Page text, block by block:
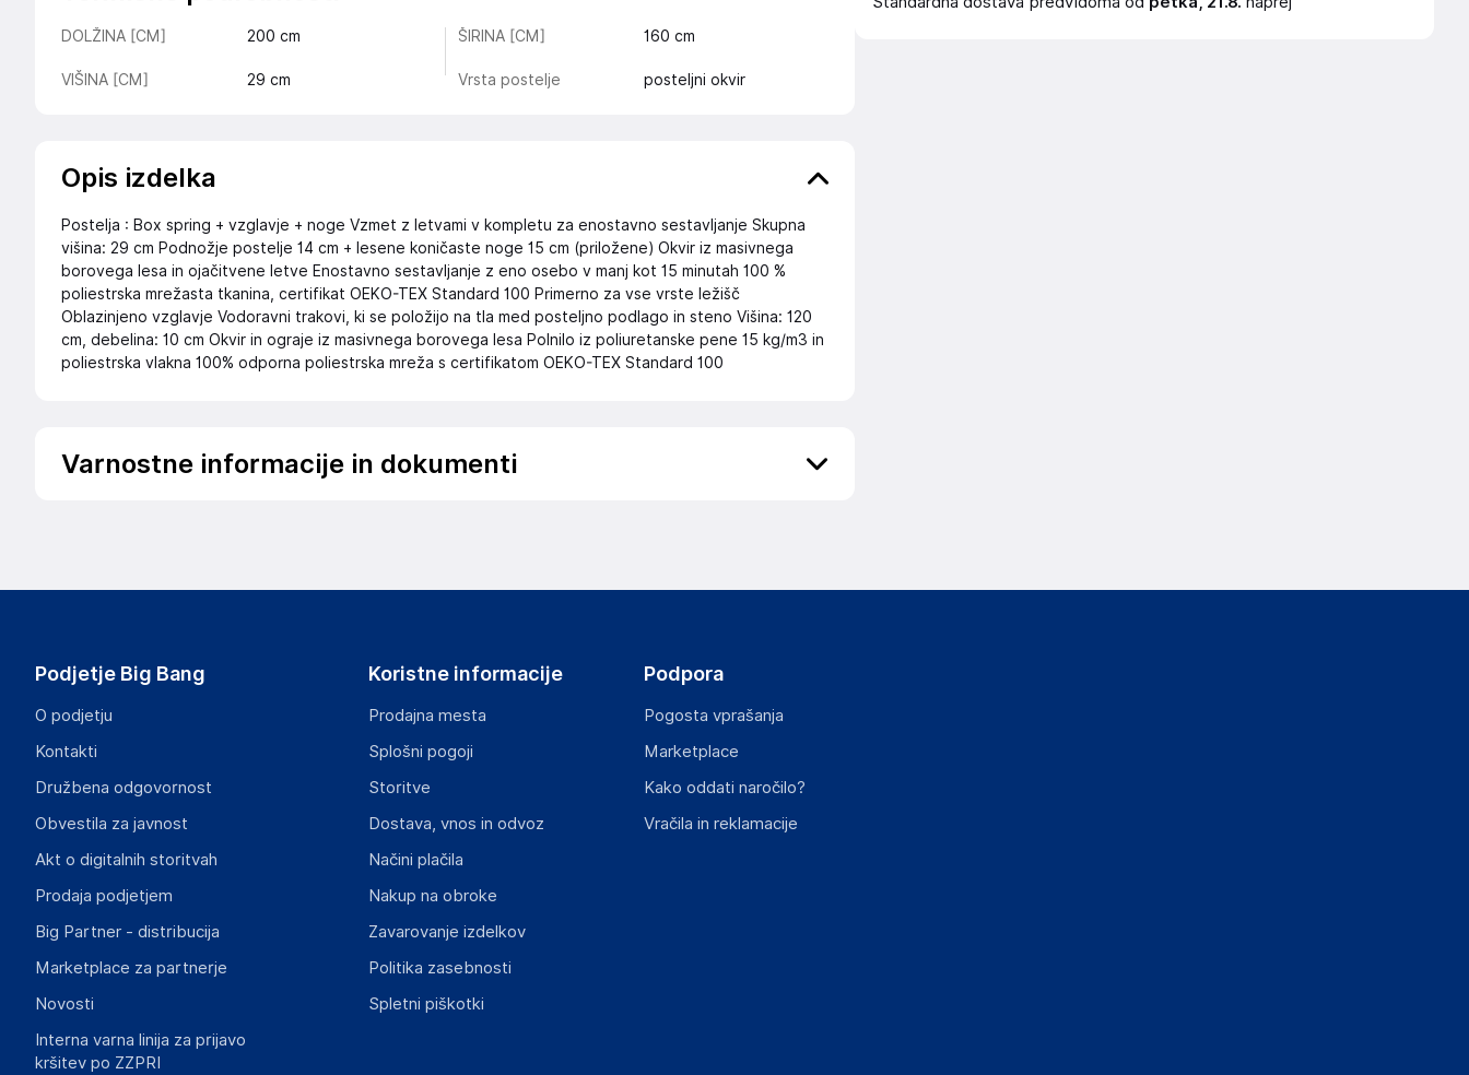
DOLŽINA [CM] 200 cm ŠIRINA [CM] 160 cm
VIŠINA [CM] 29 cm Vrsta postelje posteljni okvir
Opis izdelka
Postelja : Box spring + vzglavje + noge Vzmet z letvami v kompletu za enostavno sestavljanje Skupna
višina: 29 cm Podnožje postelje 14 cm + lesene koničaste noge 15 cm (priložene) Okvir iz masivnega
borovega lesa in ojačitvene letve Enostavno sestavljanje z eno osebo v manj kot 15 minutah 100 %
poliestrska mrežasta tkanina, certifikat OEKO-TEX Standard 100 Primerno za vse vrste ležišč
Oblazinjeno vzglavje Vodoravni trakovi, ki se položijo na tla med posteljno podlago in steno Višina: 120
cm, debelina: 10 cm Okvir in ograje iz masivnega borovega lesa Polnilo iz poliuretanske pene 15 kg/m3 in
poliestrska vlakna 100% odporna poliestrska mreža s certifikatom OEKO-TEX Standard 100
Varnostne informacije in dokumenti
contact@lovemynight.com
Gospodarski subjekt s sedežem v EU, ki zagotavlja skladnost izdelka z zahtevanimi predpisi.
16 rue du bocage - 35520 - La chapelle des fougeretz
France
Podjetje Big Bang
O podjetju
Kontakti
Družbena odgovornost
Obvestila za javnost
Akt o digitalnih storitvah
Prodaja podjetjem
Big Partner - distribucija
Marketplace za partnerje
Novosti
Interna varna linija za prijavo
kršitev po ZZPRI
Koristne informacije
Prodajna mesta
Splošni pogoji
Storitve
Dostava, vnos in odvoz
Načini plačila
Nakup na obroke
Zavarovanje izdelkov
Politika zasebnosti
Spletni piškotki
Podpora
Pogosta vprašanja
Marketplace
Kako oddati naročilo?
Vračila in reklamacije